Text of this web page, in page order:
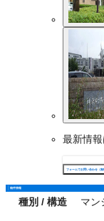
最新情
フォームでお問い合わせ（無
物件情報
種別 / 構造 マン